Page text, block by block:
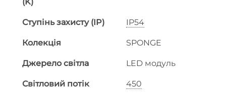
Ступінь захисту (IP) IP54
Колекція SPONGE
Джерело світла LED модуль
Світловий потік 450